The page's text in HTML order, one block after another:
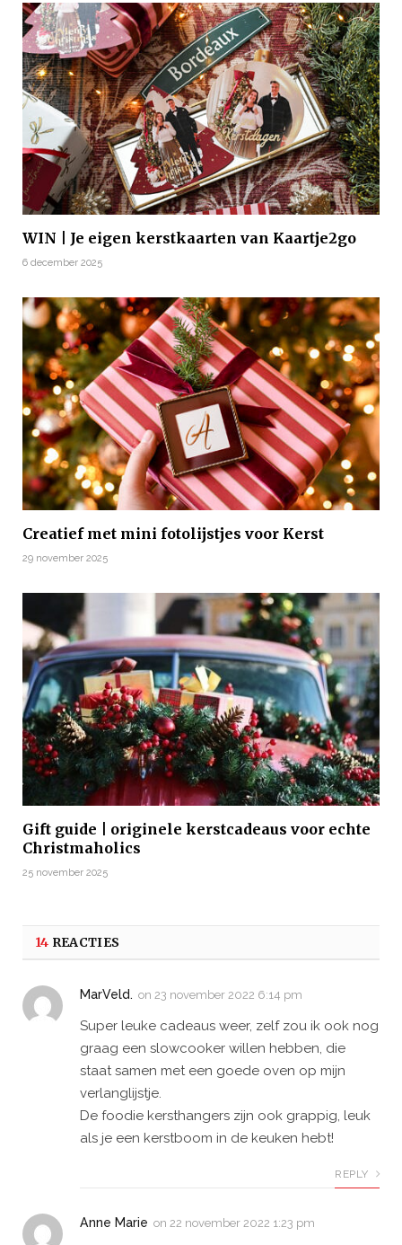
WIN | Je eigen kerstkaarten van Kaartje2go
6 december 2025
Creatief met mini fotolijstjes voor Kerst
29 november 2025
Gift guide | originele kerstcadeaus voor echte
Christmaholics
25 november 2025
14 REACTIES
MarVeld. on 23 november 2022 6:14 pm
Super leuke cadeaus weer, zelf zou ik ook nog
graag een slowcooker willen hebben, die
staat samen met een goede oven op mijn
verlanglijstje.
De foodie kersthangers zijn ook grappig, leuk
als je een kerstboom in de keuken hebt!
REPLY
Anne Marie on 22 november 2022 1:23 pm